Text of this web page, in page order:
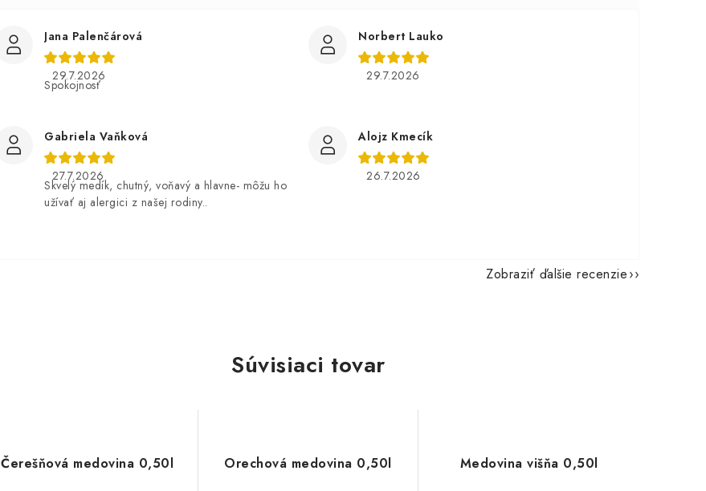
Jana Palenčárová
29.7.2026
Spokojnosť
Norbert Lauko
29.7.2026
Gabriela Vaňková
27.7.2026
Skvelý medík, chutný, voňavý a hlavne- môžu ho
užívať aj alergici z našej rodiny..
Alojz Kmecík
26.7.2026
Zobraziť ďalšie recenzie
Súvisiaci tovar
Čerešňová medovina 0,50l Orechová medovina 0,50l Medovina višňa 0,50l